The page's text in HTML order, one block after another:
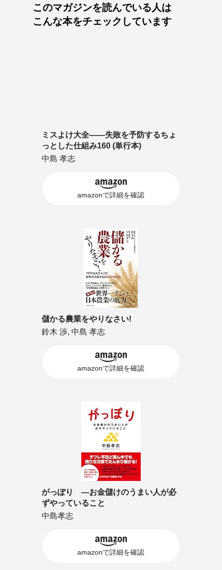
このマガジンを読んでいる人は
こんな本をチェックしています
ミスよけ大全――失敗を予防するちょ
っとした仕組み160 (単行本)
中島 孝志
amazonで詳細を確認
儲かる農業をやりなさい!
鈴木 渉, 中島 孝志
amazonで詳細を確認
がっぽり ―お金儲けのうまい人が必
ずやっていること
中島孝志
amazonで詳細を確認